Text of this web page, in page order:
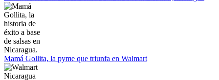
Mamá Gollita, la pyme que triunfa en Walmart